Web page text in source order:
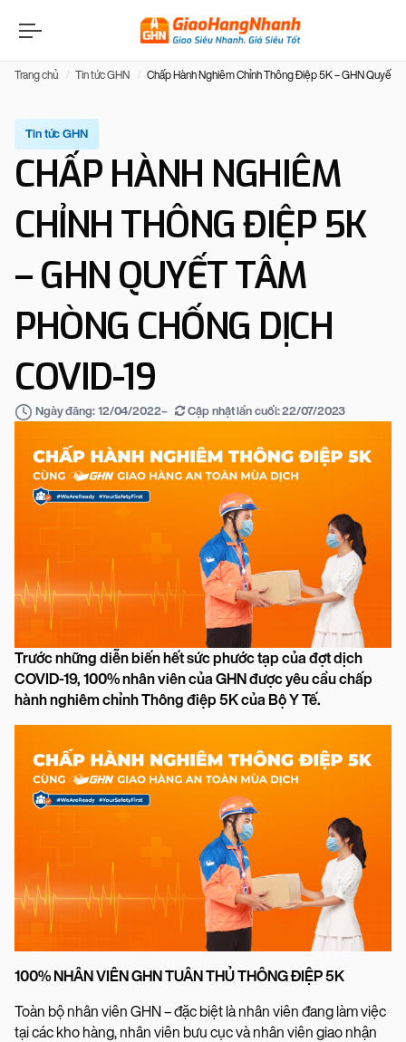
Trang chủ Tin tức GHN Chấp Hành Nghiêm Chỉnh Thông Điệp 5K – GHN Quyết
Tin tức GHN
CHẤP HÀNH NGHIÊM
CHỈNH THÔNG ĐIỆP 5K
– GHN QUYẾT TÂM
PHÒNG CHỐNG DỊCH
COVID-19
Ngày đăng: 12/04/2022– Cập nhật lần cuối:22/07/2023
Trước những diễn biến hết sức phước tạp của đợt dịch
COVID-19, 100% nhân viên của GHN được yêu cầu chấp
hành nghiêm chỉnh Thông điệp 5K của Bộ Y Tế.
100% NHÂN VIÊN GHN TUÂN THỦ THÔNG ĐIỆP 5K
Toàn bộ nhân viên GHN – đặc biệt là nhân viên đang làm việc
tại các kho hàng, nhân viên bưu cục và nhân viên giao nhận